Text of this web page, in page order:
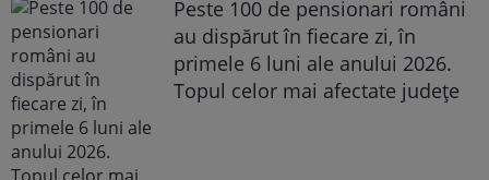
Peste 100 de pensionari români
au dispărut în fiecare zi, în
primele 6 luni ale anului 2026.
Topul celor mai afectate județe